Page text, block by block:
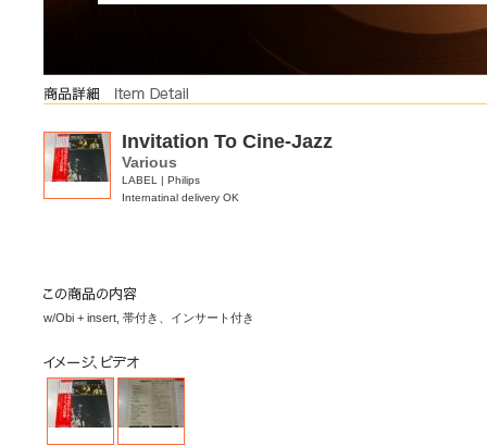
Invitation To Cine-Jazz
Various
LABEL | Philips
Internatinal delivery OK
w/Obi + insert, 帯付き、インサート付き